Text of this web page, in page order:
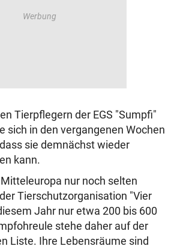
Tierpflegern der EGS "Sumpfi"
sich in den vergangenen Wochen
sie demnächst wieder
kann.
nur noch selten
Tierschutzorganisation "Vier
Jahr nur etwa 200 bis 600
stehe daher auf der
Liste. Ihre Lebensräume sind